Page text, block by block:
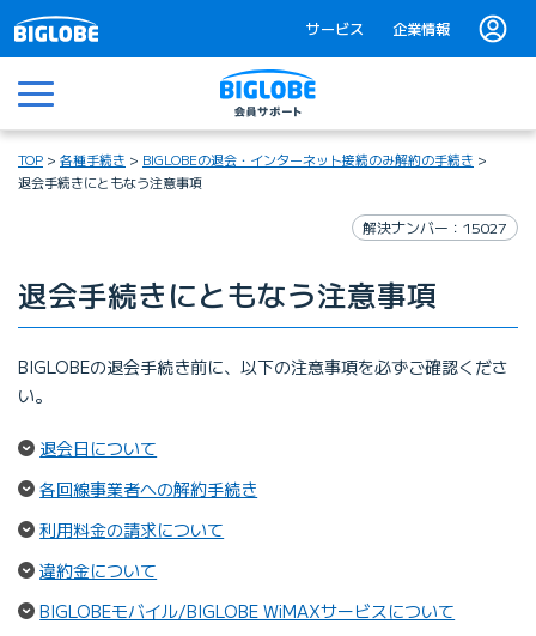
サービス 企業情報
メニュー
TOP 各種手続き
BIGLOBEの退会・インターネット接続のみ解約の手続き
退会手続きにともなう注意事項
解決ナンバー：15027
退会手続きにともなう注意事項
BIGLOBEの退会手続き前に、以下の注意事項を必ずご確認くださ
い。
退会日について
各回線事業者への解約手続き
利用料金の請求について
違約金について
BIGLOBEモバイル/BIGLOBE WiMAXサービスについて